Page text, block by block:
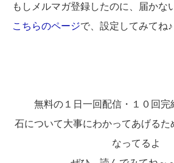
もしメルマガ登録したのに、届かな
こちらのページで、設定してみてね♪
無料の１日一回配信・１０回完
石について大事にわかってあげるた
なってるよ